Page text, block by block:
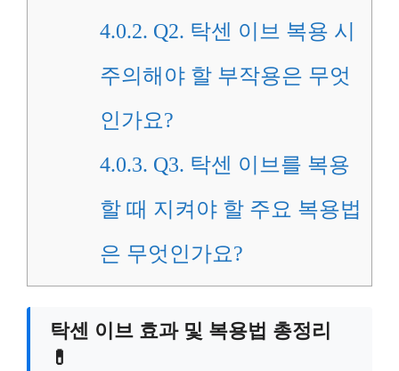
4.0.2. Q2. 탁센 이브 복용 시
주의해야 할 부작용은 무엇
인가요?
4.0.3. Q3. 탁센 이브를 복용
할 때 지켜야 할 주요 복용법
은 무엇인가요?
탁센 이브 효과 및 복용법 총정리
💊